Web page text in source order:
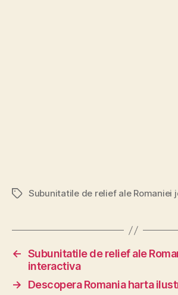
EticheteSubunitatile de relief ale Romaniei
← Subunitatile de relief ale
interactiva
→
Descopera Romania harta